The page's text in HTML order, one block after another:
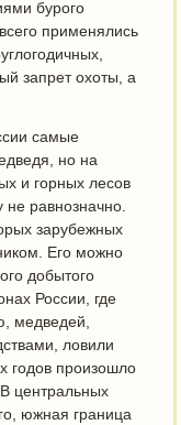
бурого
применялись
запрет охоты, а
самые
но на
и горных лесов
не равнозначно.
зарубежных
Его можно
добытого
России, где
медведей,
ловили
годов произошло
центральных
южная граница